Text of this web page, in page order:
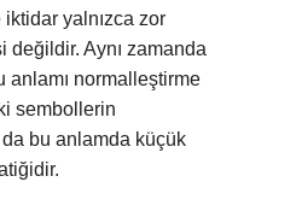
yalnızca zor
değildir. Aynı zamanda
anlamı normalleştirme
sembollerin
da bu anlamda küçük